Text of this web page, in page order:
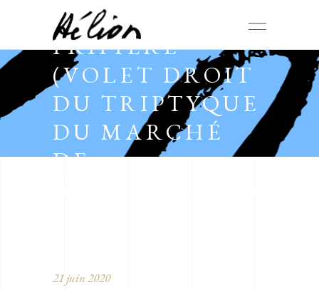
SUITE
FRIPIÈRE
(VOLET DROIT
DU TRIPTYQUE
DU MARCHÉ
DE
21 juin 2020